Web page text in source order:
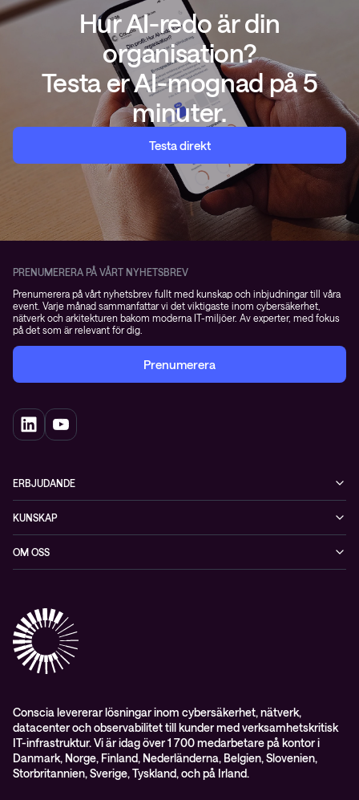
Hur AI-redo är din
organisation?
Testa er AI-mognad på 5
minuter.
Testa direkt
PRENUMERERA PÅ VÅRT NYHETSBREV
Prenumerera på vårt nyhetsbrev fullt med kunskap och inbjudningar till våra
event. Varje månad sammanfattar vi det viktigaste inom cybersäkerhet,
nätverk och arkitekturen bakom moderna IT-miljöer. Av experter, med fokus
på det som är relevant för dig.
Prenumerera
ERBJUDANDE
Datacenter & moln
Nätverk & WiFi
KUNSKAP
Event
Whitepapers & guider
OM OSS
Kontakt
Pressnyheter
Conscia levererar lösningar inom cybersäkerhet, nätverk,
datacenter och observabilitet till kunder med verksamhetskritisk
IT-infrastruktur. Vi är idag över 1 700 medarbetare på kontor i
Danmark, Norge, Finland, Nederländerna, Belgien, Slovenien,
Storbritannien, Sverige, Tyskland, och på Irland.